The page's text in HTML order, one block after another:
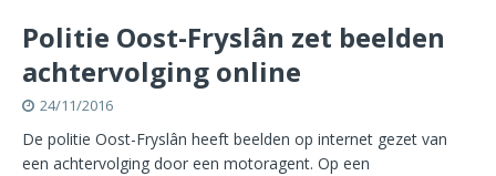
Politie Oost-Fryslân zet beelden
achtervolging online
24/11/2016
De politie Oost-Fryslân heeft beelden op internet gezet van
een achtervolging door een motoragent. Op een